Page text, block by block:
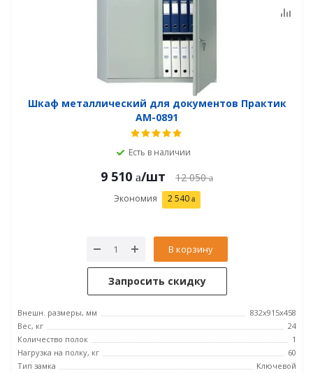
Шкаф металлический для документов Практик
AM-0891
Есть в наличии
9 510 /шт 12 050
Экономия 2 540
В корзину
Запросить скидку
Внешн. размеры, мм
832x915x458
Вес, кг
24
Количество полок
1
Нагрузка на полку, кг
60
Тип замка
Ключевой